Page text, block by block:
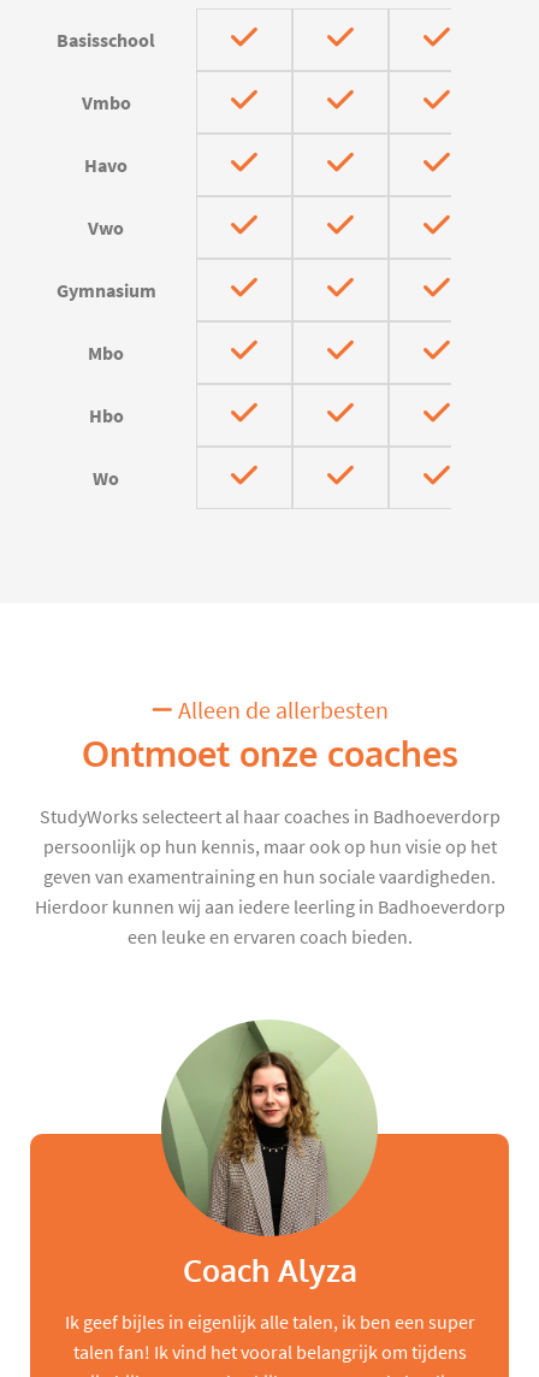
Basisschool
Vmbo
Havo
Vwo
Gymnasium
Mbo
Hbo
Wo
Alleen de allerbesten
Ontmoet onze coaches
StudyWorks selecteert al haar coaches in Badhoeverdorp
persoonlijk op hun kennis, maar ook op hun visie op het
geven van examentraining en hun sociale vaardigheden.
Hierdoor kunnen wij aan iedere leerling in Badhoeverdorp
een leuke en ervaren coach bieden.
Coach Alyza
Ik geef bijles in eigenlijk alle talen, ik ben een super
talen fan! Ik vind het vooral belangrijk om tijdens